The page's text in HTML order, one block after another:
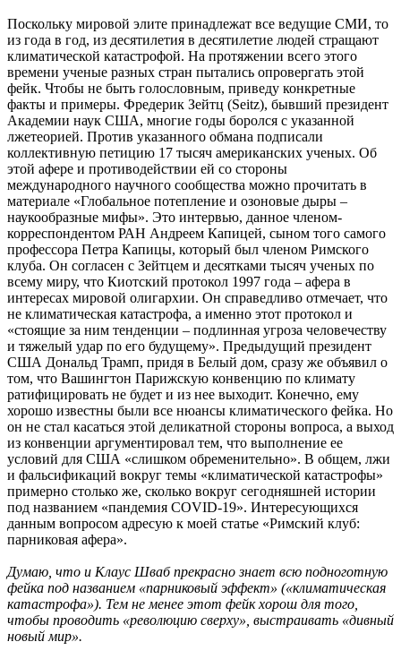
Поскольку мировой элите принадлежат все ведущие СМИ, то
из года в год, из десятилетия в десятилетие людей стращают
климатической катастрофой. На протяжении всего этого
времени ученые разных стран пытались опровергать этой
фейк. Чтобы не быть голословным, приведу конкретные
факты и примеры. Фредерик Зейтц (Seitz), бывший президент
Академии наук США, многие годы боролся с указанной
лжетеорией. Против указанного обмана подписали
коллективную петицию 17 тысяч американских ученых. Об
этой афере и противодействии ей со стороны
международного научного сообщества можно прочитать в
материале «Глобальное потепление и озоновые дыры –
наукообразные мифы». Это интервью, данное членом-
корреспондентом РАН Андреем Капицей, сыном того самого
профессора Петра Капицы, который был членом Римского
клуба. Он согласен с Зейтцем и десятками тысяч ученых по
всему миру, что Киотский протокол 1997 года – афера в
интересах мировой олигархии. Он справедливо отмечает, что
не климатическая катастрофа, а именно этот протокол и
«стоящие за ним тенденции – подлинная угроза человечеству
и тяжелый удар по его будущему». Предыдущий президент
США Дональд Трамп, придя в Белый дом, сразу же объявил о
том, что Вашингтон Парижскую конвенцию по климату
ратифицировать не будет и из нее выходит. Конечно, ему
хорошо известны были все нюансы климатического фейка. Но
он не стал касаться этой деликатной стороны вопроса, а выход
из конвенции аргументировал тем, что выполнение ее
условий для США «слишком обременительно». В общем, лжи
и фальсификаций вокруг темы «климатической катастрофы»
примерно столько же, сколько вокруг сегодняшней истории
под названием «пандемия COVID-19». Интересующихся
данным вопросом адресую к моей статье «Римский клуб:
парниковая афера».
Думаю, что и Клаус Шваб прекрасно знает всю подноготную
фейка под названием «парниковый эффект» («климатическая
катастрофа»). Тем не менее этот фейк хорош для того,
чтобы проводить «революцию сверху», выстраивать «дивный
новый мир».